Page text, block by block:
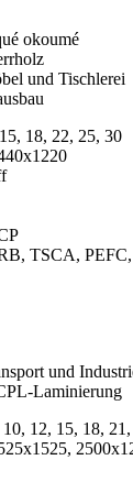
und Tischlerei
18, 22, 25, 30
TSCA,
und
Laminierung
12, 15, 18,